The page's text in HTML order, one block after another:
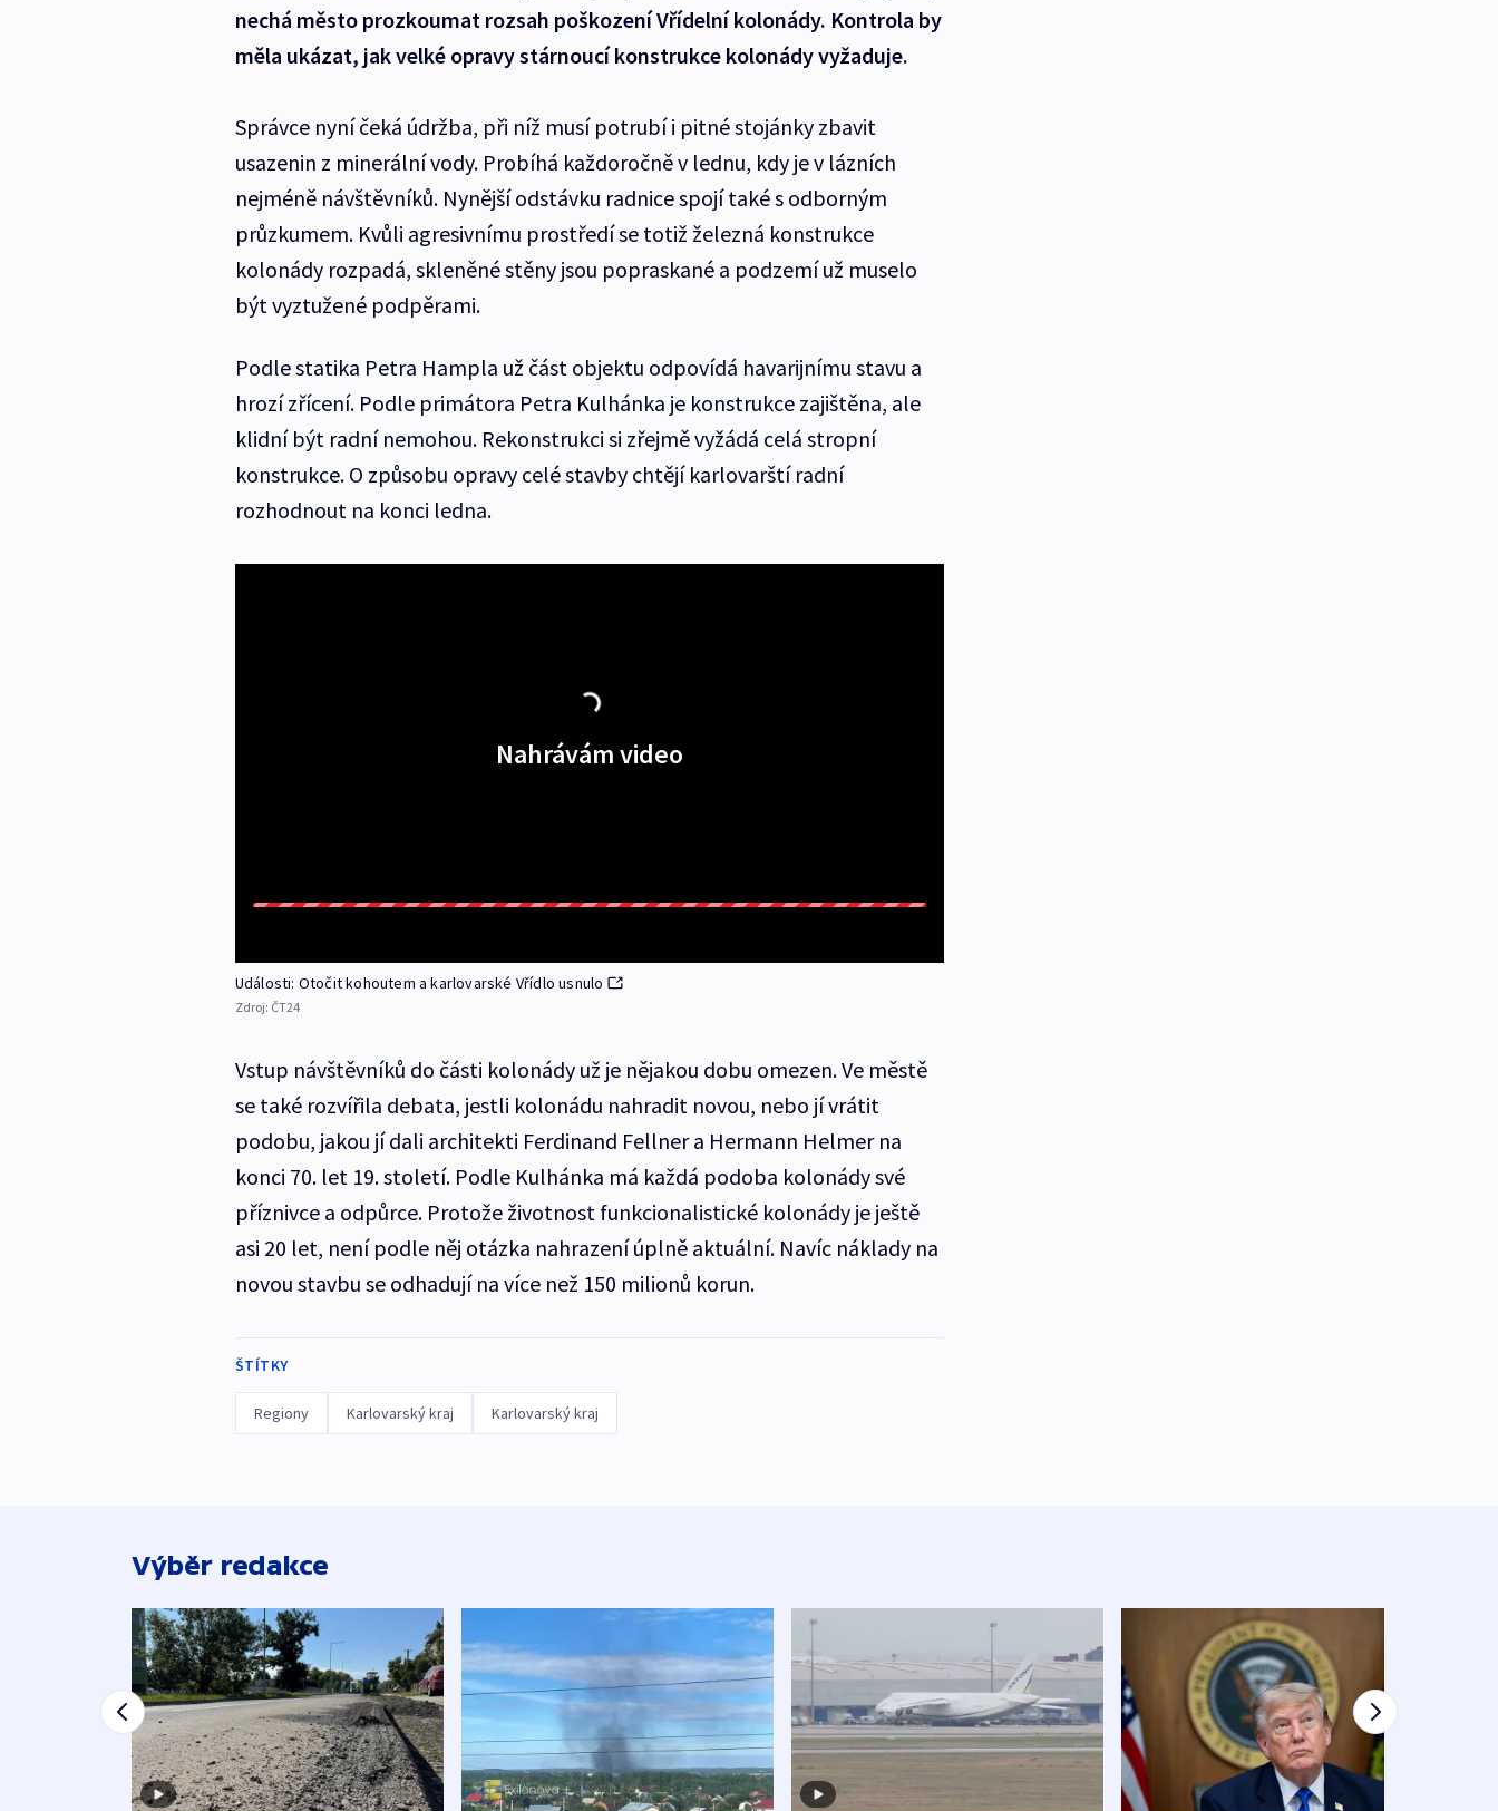
nechá město prozkoumat rozsah poškození Vřídelní kolonády. Kontrola by
měla ukázat, jak velké opravy stárnoucí konstrukce kolonády vyžaduje.
Správce nyní čeká údržba, při níž musí potrubí i pitné stojánky zbavit
usazenin z minerální vody. Probíhá každoročně v lednu, kdy je v lázních
nejméně návštěvníků. Nynější odstávku radnice spojí také s odborným
průzkumem. Kvůli agresivnímu prostředí se totiž železná konstrukce
kolonády rozpadá, skleněné stěny jsou popraskané a podzemí už muselo
být vyztužené podpěrami.
Podle statika Petra Hampla už část objektu odpovídá havarijnímu stavu a
hrozí zřícení. Podle primátora Petra Kulhánka je konstrukce zajištěna, ale
klidní být radní nemohou. Rekonstrukci si zřejmě vyžádá celá stropní
konstrukce. O způsobu opravy celé stavby chtějí karlovarští radní
rozhodnout na konci ledna.
Nahrávám video
Události: Otočit kohoutem a karlovarské Vřídlo usnulo
Zdroj: ČT24
Vstup návštěvníků do části kolonády už je nějakou dobu omezen. Ve městě
se také rozvířila debata, jestli kolonádu nahradit novou, nebo jí vrátit
podobu, jakou jí dali architekti Ferdinand Fellner a Hermann Helmer na
konci 70. let 19. století. Podle Kulhánka má každá podoba kolonády své
příznivce a odpůrce. Protože životnost funkcionalistické kolonády je ještě
asi 20 let, není podle něj otázka nahrazení úplně aktuální. Navíc náklady na
novou stavbu se odhadují na více než 150 milionů korun.
ŠTÍTKY
Regiony Karlovarský kraj Karlovarský kraj
Výběr redakce